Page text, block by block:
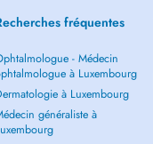
fréquentes
- Médecin
à Luxembourg
à Luxembourg
généraliste à